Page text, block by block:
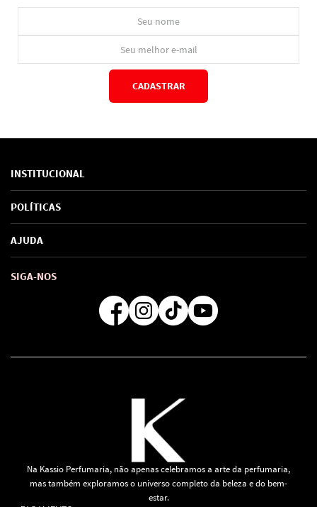
CADASTRAR
INSTITUCIONAL
Sobre Nós
Marcas
SAC de marcas
Como comprar
POLÍTICAS
Política de Privacidade
Troca e Devoluções
Formas de Pagamento
Regra de Frete Grátis
AJUDA
SIGA-NOS
Na Kassio Perfumaria, não apenas celebramos a arte da perfumaria,
mas também exploramos o universo completo da beleza e do bem-
estar.